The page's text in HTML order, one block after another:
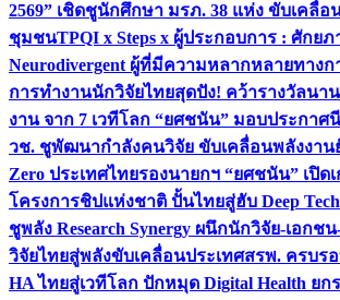
2569” เชิดชูนักศึกษา มรภ. 38 แห่ง ขับเคลื่
ชุมชนTPQI x Steps x ผู้ประกอบการ : ศักย
Neurodivergent ผู้ที่มีความหลากหลายทาง
การทำงานนักวิจัยไทยสุดปัง! คว้ารางวัลนา
งาน จาก 7 เวทีโลก “ยศชนัน” มอบประกาศ
วช. ชูพัฒนากำลังคนวิจัย ขับเคลื่อนพลังงาน
Zero ประเทศไทยรองนายกฯ “ยศชนัน” เปิด
โครงการชิปแห่งชาติ ปั้นไทยสู่ฮับ Deep
ชูพลัง Research Synergy ผนึกนักวิจัย-เอกช
วิจัยไทยสู่พลังขับเคลื่อนประเทศสรพ. ครบร
HA ไทยสู่เวทีโลก ปักหมุด Digital Health ย